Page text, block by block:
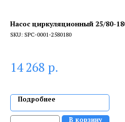
Насос циркуляционный 25/80-
SKU: SPC-0001-2580180
14 268 р.
Подробнее
В корзину